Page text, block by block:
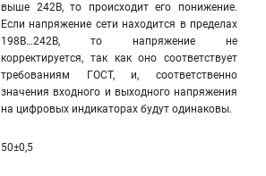
выше 242В, то происходит его понижение.
Если напряжение сети находится в пределах
198В…242В, то напряжение не
корректируется, так как оно соответствует
требованиям ГОСТ, и, соответственно
значения входного и выходного напряжения
на цифровых индикаторах будут одинаковы.
50±0,5